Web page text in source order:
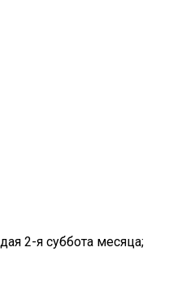
2-я суббота месяца;